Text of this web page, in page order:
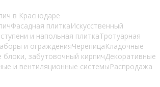
в Краснодаре
Фасадная плиткаИскусственный
и напольная плиткаТротуарная
и огражденияЧерепицаКладочные
блоки, забутовочный кирпичДекоративные
и вентиляционные системыРаспродажа